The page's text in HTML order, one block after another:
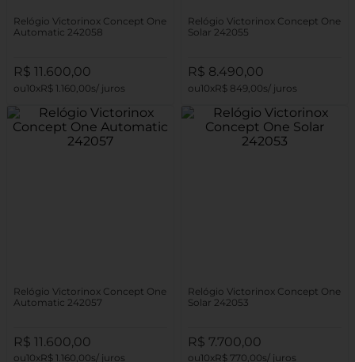
Relógio Victorinox Concept One
Automatic 242058
R$ 11.600,00
10 R$ 1 160 00
Relógio Victorinox Concept One
Solar 242055
R$ 8.490,00
10 R$ 849 00
Relógio Victorinox Concept One
Automatic 242057
R$ 11 600 00
10 R$ 1. 160,00
Relógio Victorinox Concept One
Solar 242053
R$ 7.700 00
10 R$ 770,00